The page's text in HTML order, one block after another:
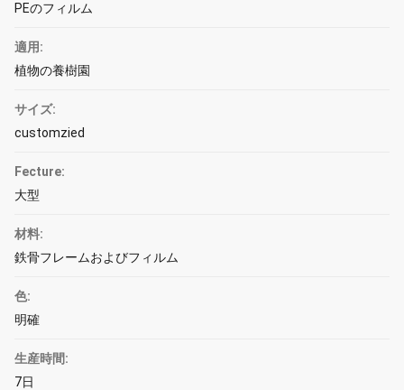
PEのフィルム
適用:
植物の養樹園
サイズ:
customzied
Fecture:
大型
材料:
鉄骨フレームおよびフィルム
色:
明確
生産時間:
7日